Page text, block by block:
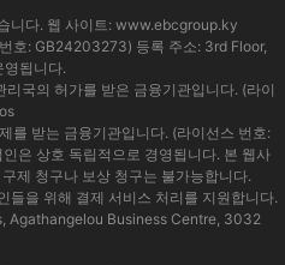
니다. 웹 사이트: www.ebcgroup.ky
호: GB24203273) 등록 주소: 3rd Floor,
됩니다.
국의 허가를 받은 금융기관입니다. (라이
를 받는 금융기관입니다. (라이선스 번호:
은 상호 독립적으로 경영됩니다. 본 웹사
제 청구나 보상 청구는 불가능합니다.
들을 위해 결제 서비스 처리를 지원합니다.
Agathangelou Business Centre, 3032